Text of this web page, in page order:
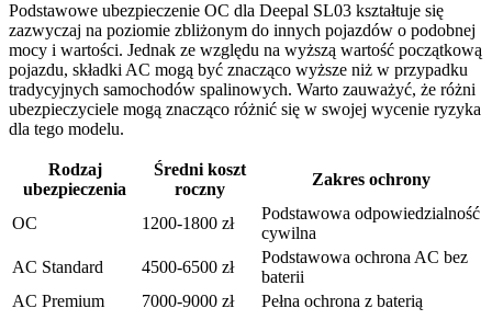
Podstawowe ubezpieczenie OC dla Deepal SL03 kształtuje się
zazwyczaj na poziomie zbliżonym do innych pojazdów o podobnej
mocy i wartości. Jednak ze względu na wyższą wartość początkową
pojazdu, składki AC mogą być znacząco wyższe niż w przypadku
tradycyjnych samochodów spalinowych. Warto zauważyć, że różni
ubezpieczyciele mogą znacząco różnić się w swojej wycenie ryzyka
dla tego modelu.
Rodzaj
ubezpieczenia
Średni koszt
roczny
Zakres ochrony
OC 1200-1800 zł
Podstawowa odpowiedzialność
cywilna
AC Standard
4500-6500 zł
Podstawowa ochrona AC bez
baterii
AC Premium
7000-9000 zł Pełna ochrona z baterią